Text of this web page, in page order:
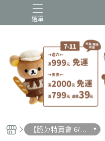
選單
史努比歐拉夫 吉伊卡哇
迪士尼-玩具總動員
【脆ㄉ特賣會 6/19
更新】